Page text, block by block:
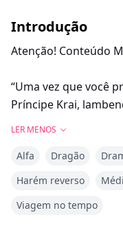
Introdução
Atenção! Conteúdo
“Uma vez que você
Príncipe Krai,
desconcertada dela.
“Você não pode
Os olhos de Reya
LER MENOS
Alfa Dragão
Harém reverso
Viagem no tempo